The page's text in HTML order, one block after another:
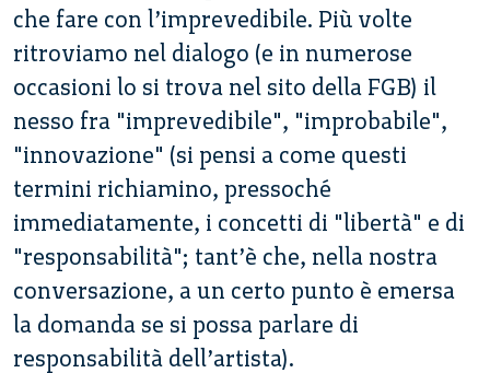
che fare con l’imprevedibile. Più volte
ritroviamo nel dialogo (e in numerose
occasioni lo si trova nel sito della FGB) il
nesso fra "imprevedibile", "improbabile",
"innovazione" (si pensi a come questi
termini richiamino, pressoché
immediatamente, i concetti di "libertà" e di
"responsabilità"; tant’è che, nella nostra
conversazione, a un certo punto è emersa
la domanda se si possa parlare di
responsabilità dell’artista).